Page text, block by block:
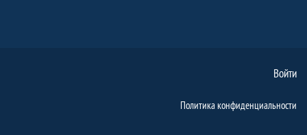
Войти
Политика конфиденциальности